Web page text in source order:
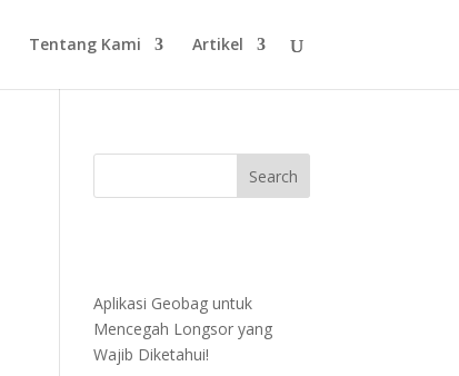
Tentang Kami Artikel
Aplikasi Geobag untuk
Mencegah Longsor yang
Wajib Diketahui!